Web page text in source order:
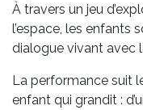
À travers un jeu
l’espace, les enfants
dialogue vivant avec
La performance suit
enfant qui grandit :